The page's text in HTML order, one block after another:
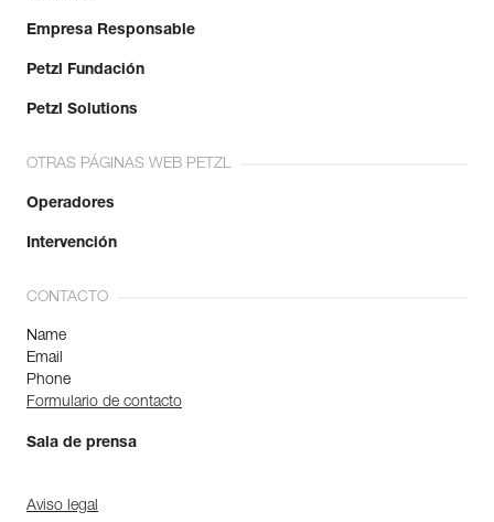
Empresa Responsable
Petzl Fundación
Petzl Solutions
OTRAS PÁGINAS WEB PETZL
Operadores
Intervención
CONTACTO
Name
Email
Phone
Formulario de contacto
Sala de prensa
Aviso legal